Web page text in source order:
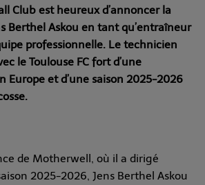
Club est heureux d’annoncer la
Berthel Askou en tant qu’entraîneur
professionnelle. Le technicien
le Toulouse FC fort d’une
Europe et d’une saison 2025-2026
de Motherwell, où il a dirigé
2025-2026, Jens Berthel Askou